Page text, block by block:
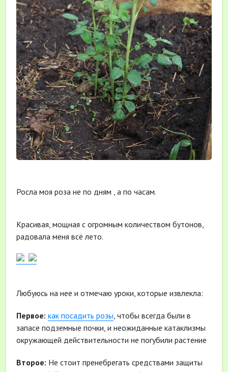
Росла моя роза не по дням , а по часам.
Красивая, мощная с огромным количеством бутонов,
радовала меня всё лето.
Любуюсь на нее и отмечаю уроки, которые извлекла:
Первое: как посадить розы , чтобы всегда были в
запасе подземные почки, и неожиданные катаклизмы
окружающей действительности не погубили растение
Второе: Не стоит пренебрегать средствами защиты